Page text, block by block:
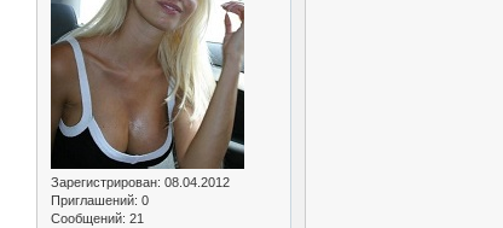
Зарегистрирован: 08.04.2012
Приглашений: 0
Сообщений: 21